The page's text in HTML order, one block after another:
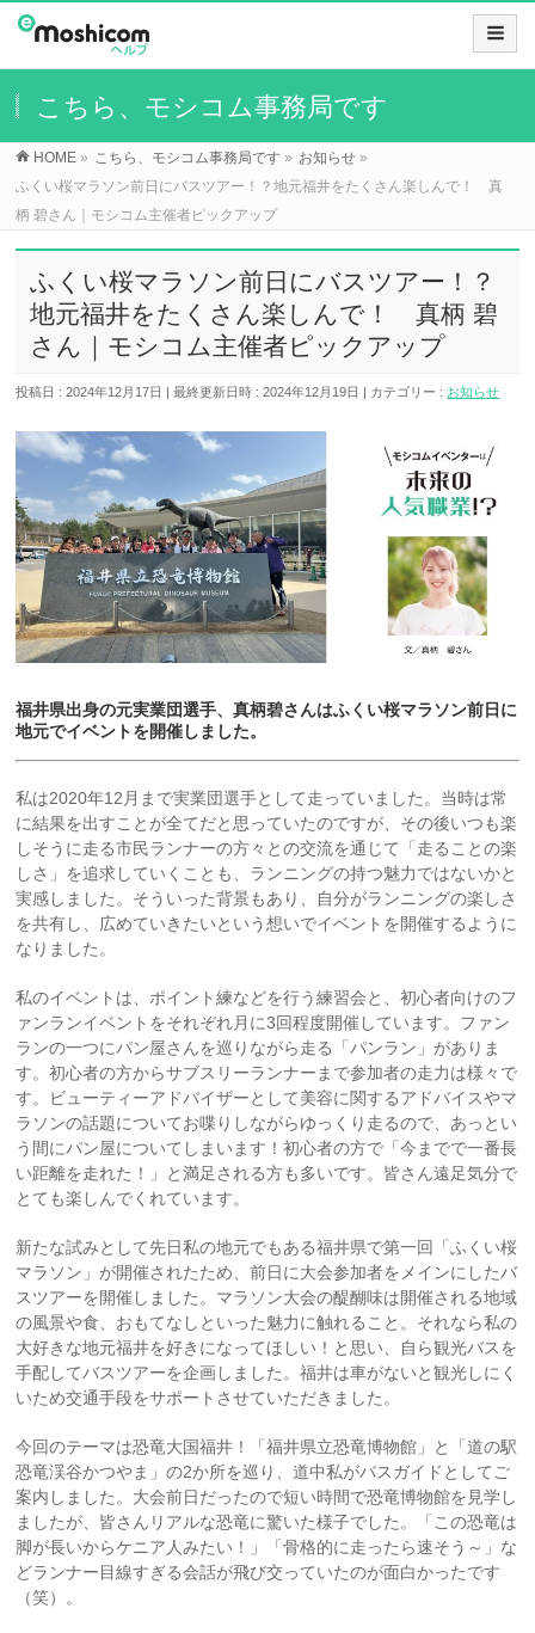
こちら、モシコム事務局です
HOME » こちら、モシコム事務局です » お知らせ »
ふくい桜マラソン前日にバスツアー！？地元福井をたくさん楽しんで！ 真
柄 碧さん｜モシコム主催者ピックアップ
ふくい桜マラソン前日にバスツアー！？
地元福井をたくさん楽しんで！ 真柄 碧
さん｜モシコム主催者ピックアップ
投稿日 : 2024年12月17日 最終更新日時 : 2024年12月19日 カテゴリー : お知らせ
福井県出身の元実業団選手、真柄碧さんはふくい桜マラソン前日に
地元でイベントを開催しました。
私は2020年12月まで実業団選手として走っていました。当時は常
に結果を出すことが全てだと思っていたのですが、その後いつも楽
しそうに走る市民ランナーの方々との交流を通じて「走ることの楽
しさ」を追求していくことも、ランニングの持つ魅力ではないかと
実感しました。そういった背景もあり、自分がランニングの楽しさ
を共有し、広めていきたいという想いでイベントを開催するように
なりました。
私のイベントは、ポイント練などを行う練習会と、初心者向けのフ
ァンランイベントをそれぞれ月に3回程度開催しています。ファン
ランの一つにパン屋さんを巡りながら走る「パンラン」がありま
す。初心者の方からサブスリーランナーまで参加者の走力は様々で
す。ビューティーアドバイザーとして美容に関するアドバイスやマ
ラソンの話題についてお喋りしながらゆっくり走るので、あっとい
う間にパン屋についてしまいます！初心者の方で「今までで一番長
い距離を走れた！」と満足される方も多いです。皆さん遠足気分で
とても楽しんでくれています。
新たな試みとして先日私の地元でもある福井県で第一回「ふくい桜
マラソン」が開催されたため、前日に大会参加者をメインにしたバ
スツアーを開催しました。マラソン大会の醍醐味は開催される地域
の風景や食、おもてなしといった魅力に触れること。それなら私の
大好きな地元福井を好きになってほしい！と思い、自ら観光バスを
手配してバスツアーを企画しました。福井は車がないと観光しにく
いため交通手段をサポートさせていただきました。
今回のテーマは恐竜大国福井！「福井県立恐竜博物館」と「道の駅
恐竜渓谷かつやま」の2か所を巡り、道中私がバスガイドとしてご
案内しました。大会前日だったので短い時間で恐竜博物館を見学し
ましたが、皆さんリアルな恐竜に驚いた様子でした。「この恐竜は
脚が長いからケニア人みたい！」「骨格的に走ったら速そう～」な
どランナー目線すぎる会話が飛び交っていたのが面白かったです
（笑）。